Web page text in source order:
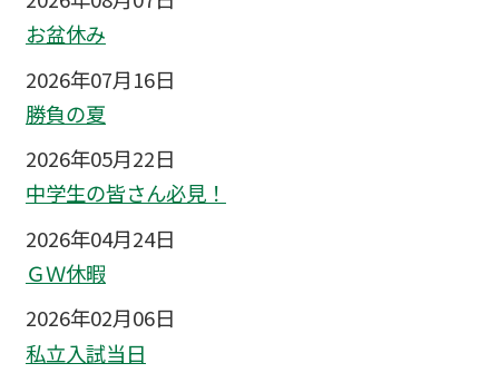
お盆休み
2026年07月16日
勝負の夏
2026年05月22日
中学生の皆さん必見！
2026年04月24日
ＧＷ休暇
2026年02月06日
私立入試当日